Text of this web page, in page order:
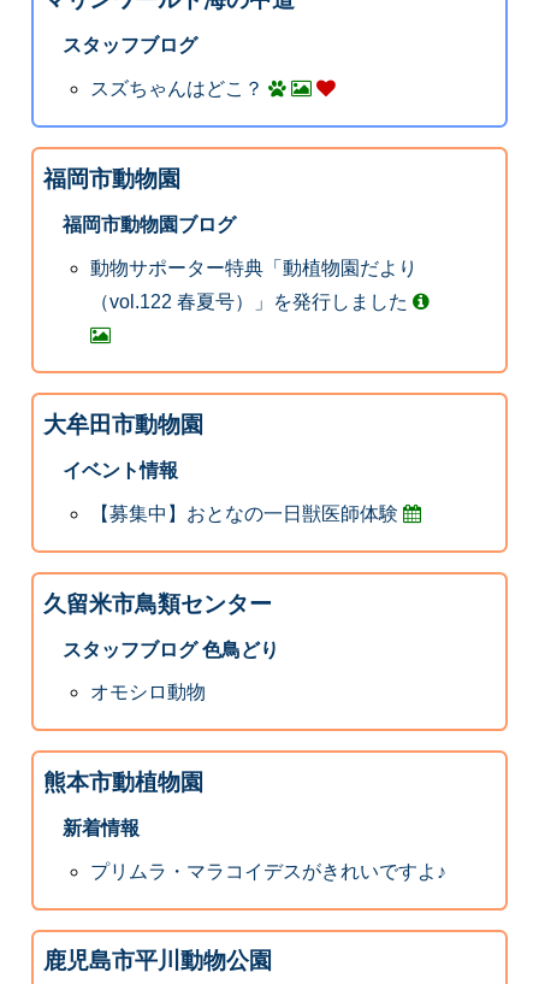
スタッフブログ
スズちゃんはどこ？
福岡市動物園
福岡市動物園ブログ
動物サポーター特典「動植物園だより
（vol.122 春夏号）」を発行しました
大牟田市動物園
イベント情報
【募集中】おとなの一日獣医師体験
久留米市鳥類センター
スタッフブログ 色鳥どり
オモシロ動物
熊本市動植物園
新着情報
プリムラ・マラコイデスがきれいですよ♪
鹿児島市平川動物公園